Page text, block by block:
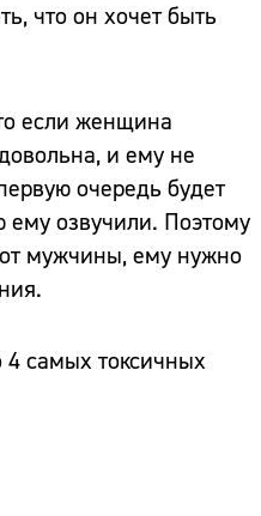
что он хочет быть
если женщина
и ему не
очередь будет
ему озвучили. Поэтому
мужчины, ему нужно
4 самых токсичных